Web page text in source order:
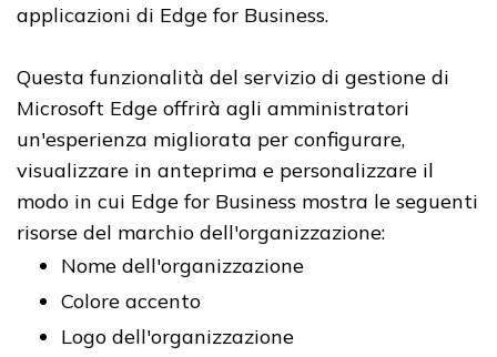
applicazioni di Edge for Business.
Questa funzionalità del servizio di gestione di
Microsoft Edge offrirà agli amministratori
un'esperienza migliorata per configurare,
visualizzare in anteprima e personalizzare il
modo in cui Edge for Business mostra le seguenti
risorse del marchio dell'organizzazione:
Nome dell'organizzazione
Colore accento
Logo dell'organizzazione